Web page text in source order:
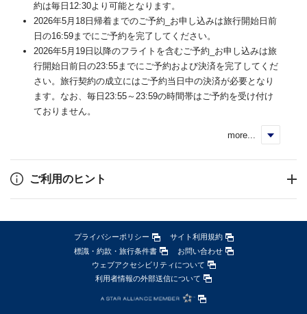
約は毎日12:30より可能となります。
2026年5月18日帰着までのご予約_お申し込みは旅行開始日前
日の16:59までにご予約を完了してください。
2026年5月19日以降のフライトを含むご予約_お申し込みは旅
行開始日前日の23:55までにご予約および決済を完了してくだ
さい。旅行契約の成立にはご予約当日中の決済が必要となり
ます。なお、毎日23:55～23:59の時間帯はご予約を受け付け
ておりません。
more...
ご利用のヒント
プライバシーポリシー
サイト利用規約
標識・約款・旅行条件書
お問い合わせ
ウェブアクセシビリティについて
利用者情報の外部送信について